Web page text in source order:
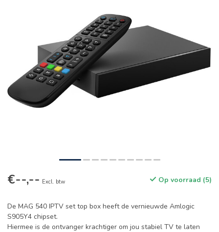
€--,-- Excl. btw Op voorraad (5)
De MAG 540 IPTV set top box heeft de vernieuwde Amlogic
S905Y4 chipset.
Hiermee is de ontvanger krachtiger om jou stabiel TV te laten